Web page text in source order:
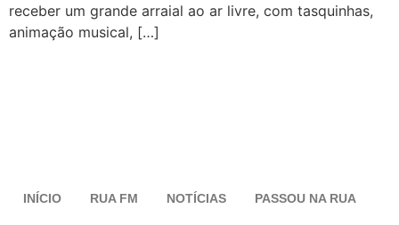
receber um grande arraial ao ar livre, com tasquinhas,
animação musical, […]
INÍCIO RUA FM NOTÍCIAS PASSOU NA RUA